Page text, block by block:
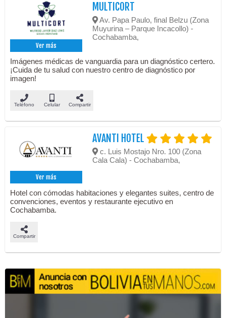
Ver más
MULTICORT
Av. Papa Paulo, final Belzu (Zona
Muyurina – Parque Incacollo) -
Cochabamba,
Imágenes médicas de vanguardia para un diagnóstico certero.
¡Cuida de tu salud con nuestro centro de diagnóstico por
imagen!
Teléfono Celular Compartir
Ver más
AVANTI HOTEL
c. Luis Mostajo Nro. 100 (Zona
Cala Cala) - Cochabamba,
Hotel con cómodas habitaciones y elegantes suites, centro de
convenciones, eventos y restaurante ejecutivo en
Cochabamba.
Compartir